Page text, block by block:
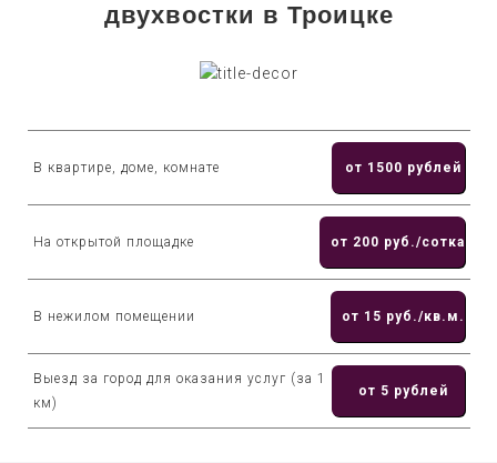
двухвостки в Троицке
В квартире, доме, комнате от 1500 рублей
На открытой площадке от 200 руб./сотка
В нежилом помещении от 15 руб./кв.м.
Выезд за город для оказания услуг (за 1
км)
от 5 рублей